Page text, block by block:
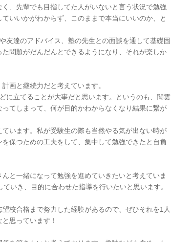
、先輩でも目指してた人がいないと言う状況で勉強
いいかがわからず、このままで本当にいいのか、と
友達のアドバイス、塾の先生との面談を通して基礎固
問題がだんだんとできるようになり、それが楽しか
画と継続力だと考えています。
に立てることが大事だと思います。というのも、闇雲
てしまって、何が目的かわからなくなり結果に繋が
います。私が受験生の際も当然やる気が出ない時が
保つための工夫をして、集中して勉強できたと自負
と一緒になって勉強を進めていきたいと考えていま
いき、目的に合わせた指導を行いたいと思います。
校合格まで努力した経験があるので、ぜひそれを1人
思っています！